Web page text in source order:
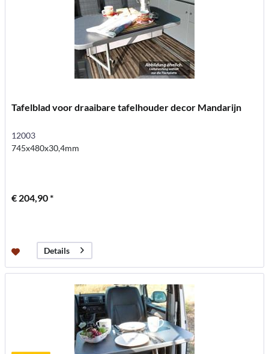
Tafelblad voor draaibare tafelhouder decor Mandarijn
12003
745x480x30,4mm
€ 204,90 *
Details